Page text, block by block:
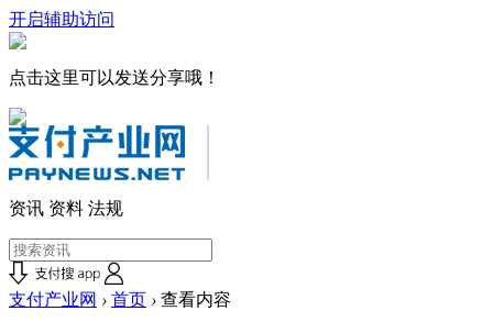
开启辅助访问
点击这里可以发送分享哦！
资讯 资料 法规
支付产业网 › 首页 › 查看内容